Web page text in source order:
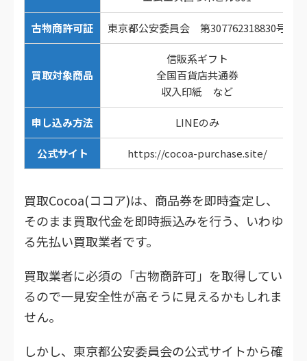
古物商許可証 東京都公安委員会 第307762318830号
買取対象商品
信販系ギフト
全国百貨店共通券
収入印紙 など
申し込み方法 LINEのみ
公式サイト https://cocoa-purchase.site/
買取Cocoa(ココア)は、商品券を即時査定し、
そのまま買取代金を即時振込みを行う、いわゆ
る先払い買取業者です。
買取業者に必須の「古物商許可」を取得してい
るので一見安全性が高そうに見えるかもしれま
せん。
しかし、東京都公安委員会の公式サイトから確